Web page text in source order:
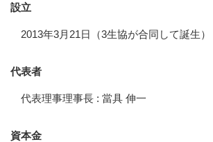
設立
2013年3月21日（3生協が合同して誕生）
代表者
代表理事理事長 : 當具 伸一
資本金